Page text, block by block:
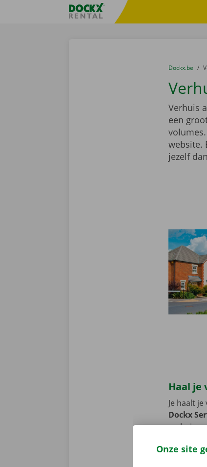
Taalselectie overslaanFratello DEMO
U bevindt
van
Dockx.be
Verhuis
een
website.
jezelf
Haal je
Je haalt
Dockx
achter te
Onze site